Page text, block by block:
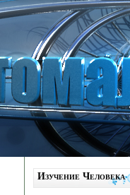
Изучение Человека